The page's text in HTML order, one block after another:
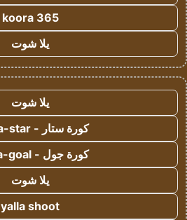
koora 365
يلا شوت
يلا شوت
كورة ستار - koora-star
كورة جول - koora-goal
يلا شوت
yalla shoot